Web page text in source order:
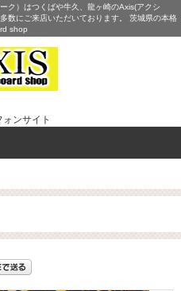
ク）はつくばや牛久、龍ヶ崎のAxis(アクシ
数にご来店いただいております。 茨城県の本格
shop
ンサイト